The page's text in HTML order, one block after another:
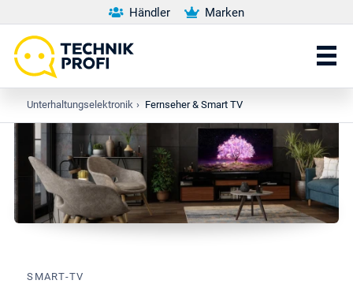
Händler Marken
Unterhaltungselektronik › Fernseher & Smart TV
SMART-TV